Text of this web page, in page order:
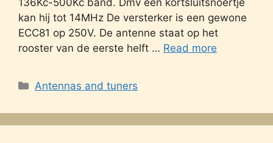
136Kc-500Kc band. Dmv een kortsluitsnoertje
kan hij tot 14MHz De versterker is een gewone
ECC81 op 250V. De antenne staat op het
rooster van de eerste helft … Read more
Categories
Antennas and tuners